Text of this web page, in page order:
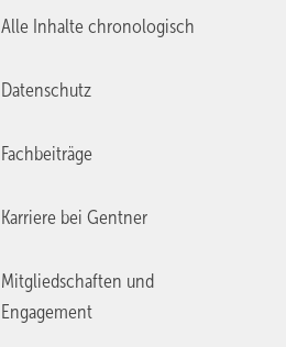
Alle Inhalte chronologisch
Datenschutz
Fachbeiträge
Karriere bei Gentner
Mitgliedschaften und
Engagement